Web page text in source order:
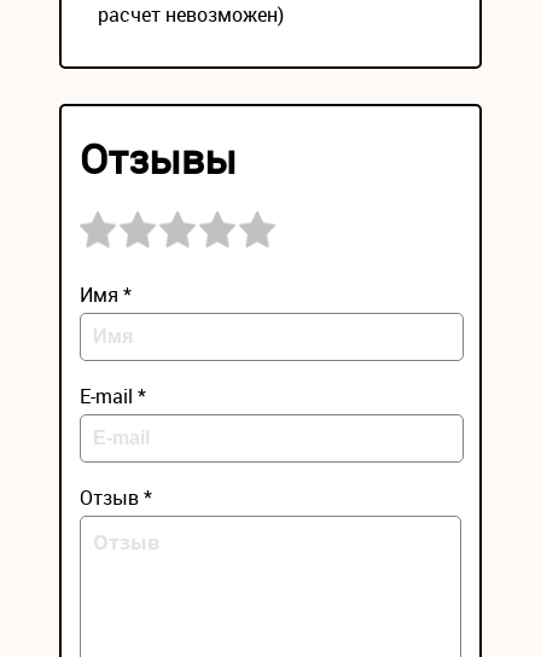
расчет невозможен)
Отзывы
Имя *
E-mail *
Отзыв *